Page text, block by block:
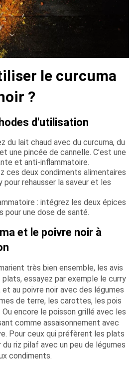
le curcuma
?
d'utilisation
du lait chaud avec du curcuma, du
une pincée de cannelle. C'est une
et anti-inflammatoire.
ces deux condiments alimentaires
pour rehausser la saveur et les
: intégrez les deux épices
pour une dose de santé.
et le poivre noir à
très bien ensemble, les avis
plats, essayez par exemple le curry
au poivre noir avec des légumes
de terre, les carottes, les pois
encore le poisson grillé avec les
comme assaisonnement avec
Pour ceux qui préfèrent les plats
riz pilaf avec un peu de légumes
condiments.